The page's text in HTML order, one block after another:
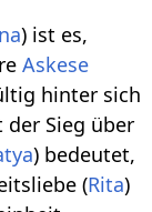
) ist es,
Askese
hinter sich
der Sieg über
) bedeutet,
(Rita)